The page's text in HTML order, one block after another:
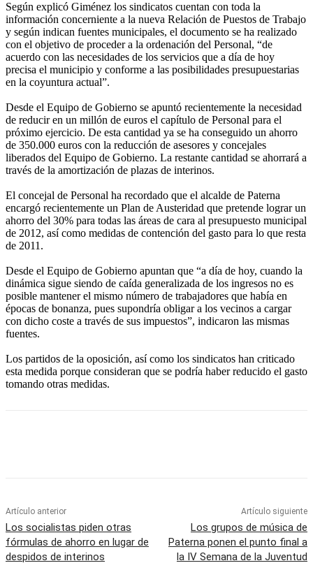
Según explicó Giménez los sindicatos cuentan con toda la
información concerniente a la nueva Relación de Puestos de Trabajo
y según indican fuentes municipales, el documento se ha realizado
con el objetivo de proceder a la ordenación del Personal, “de
acuerdo con las necesidades de los servicios que a día de hoy
precisa el municipio y conforme a las posibilidades presupuestarias
en la coyuntura actual”.
Desde el Equipo de Gobierno se apuntó recientemente la necesidad
de reducir en un millón de euros el capítulo de Personal para el
próximo ejercicio. De esta cantidad ya se ha conseguido un ahorro
de 350.000 euros con la reducción de asesores y concejales
liberados del Equipo de Gobierno. La restante cantidad se ahorrará a
través de la amortización de plazas de interinos.
El concejal de Personal ha recordado que el alcalde de Paterna
encargó recientemente un Plan de Austeridad que pretende lograr un
ahorro del 30% para todas las áreas de cara al presupuesto municipal
de 2012, así como medidas de contención del gasto para lo que resta
de 2011.
Desde el Equipo de Gobierno apuntan que “a día de hoy, cuando la
dinámica sigue siendo de caída generalizada de los ingresos no es
posible mantener el mismo número de trabajadores que había en
épocas de bonanza, pues supondría obligar a los vecinos a cargar
con dicho coste a través de sus impuestos”, indicaron las mismas
fuentes.
Los partidos de la oposición, así como los sindicatos han criticado
esta medida porque consideran que se podría haber reducido el gasto
tomando otras medidas.
Artículo anterior
Los socialistas piden otras
fórmulas de ahorro en lugar de
despidos de interinos
Artículo siguiente
Los grupos de música de
Paterna ponen el punto final a
la IV Semana de la Juventud